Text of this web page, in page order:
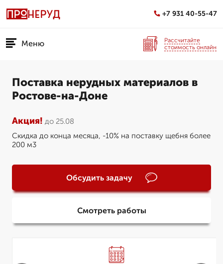
+7 931 40-55-47
Меню
Рассчитайте
стоимость онлайн
Поставка нерудных материалов в
Ростове-на-Доне
Акция! до 25.08
Скидка до конца месяца, -10% на поставку щебня более
200 м3
Обсудить задачу
Смотреть работы